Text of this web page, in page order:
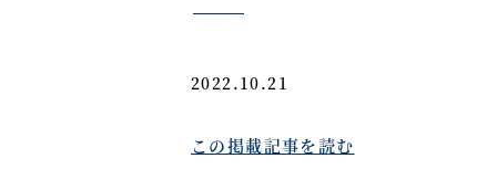
2022.10.21
この掲載記事を読む